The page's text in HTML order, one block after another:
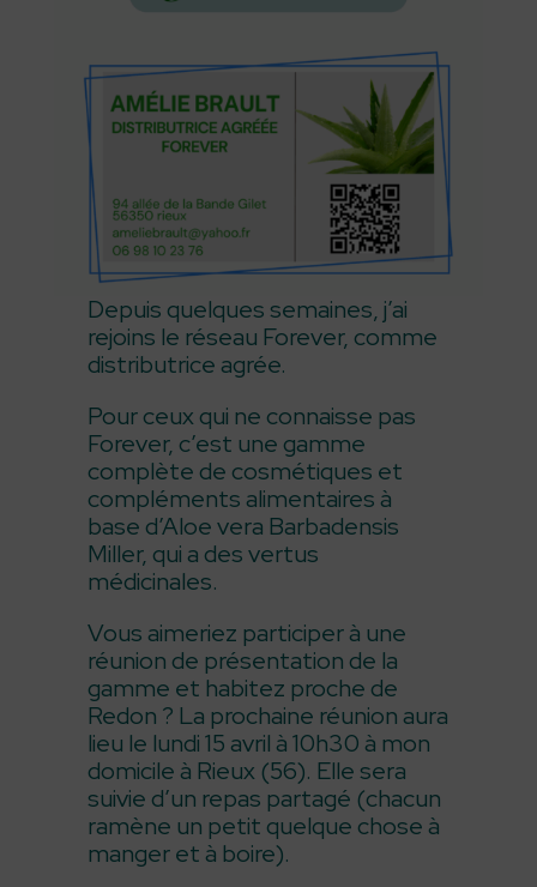
Depuis quelques semaines, j’ai
rejoins le réseau Forever, comme
distributrice agrée.
Pour ceux qui ne connaisse pas
Forever, c’est une gamme
complète de cosmétiques et
compléments alimentaires à
base d’Aloe vera Barbadensis
Miller, qui a des vertus
médicinales.
Vous aimeriez participer à une
réunion de présentation de la
gamme et habitez proche de
Redon ? La prochaine réunion aura
lieu le lundi 15 avril à 10h30 à mon
domicile à Rieux (56). Elle sera
suivie d’un repas partagé (chacun
ramène un petit quelque chose à
manger et à boire).